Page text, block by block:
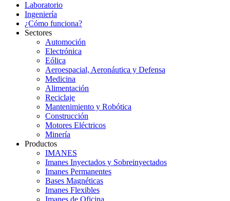
Laboratorio
Ingeniería
¿Cómo funciona?
Sectores
Automoción
Electrónica
Eólica
Aeroespacial, Aeronáutica y Defensa
Medicina
Alimentación
Reciclaje
Mantenimiento y Robótica
Construcción
Motores Eléctricos
Minería
Productos
IMANES
Imanes Inyectados y Sobreinyectados
Imanes Permanentes
Bases Magnéticas
Imanes Flexibles
Imanes de Oficina